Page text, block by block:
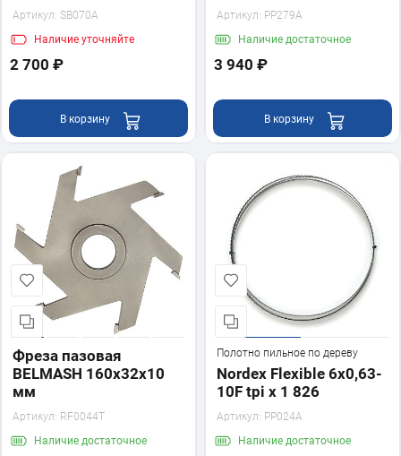
Артикул: SB070A
Наличие уточняйте
2 700 ₽
В корзину
Артикул: PP279A
Наличие достаточное
3 940 ₽
В корзину
Фреза пазовая
BELMASH 160х32х10
мм
Артикул: RF0044T
Наличие достаточное
Полотно пильное по дереву
Nordex Flexible 6х0,63-
10F tpi x 1 826
Артикул: PP024A
Наличие достаточное